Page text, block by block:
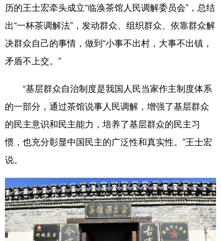
历的王士宏牵头成立“临涣茶馆人民调解委员会”，总结
出“一杯茶调解法”，发动群众、组织群众、依靠群众解
决群众自己的事情，做到“小事不出村，大事不出镇，
矛盾不上交。”
“基层群众自治制度是我国人民当家作主制度体系
的一部分，通过茶馆说事人民调解，增强了基层群众
的民主意识和民主能力，培养了基层群众的民主习
惯，也充分彰显中国民主的广泛性和真实性。”王士宏
说。